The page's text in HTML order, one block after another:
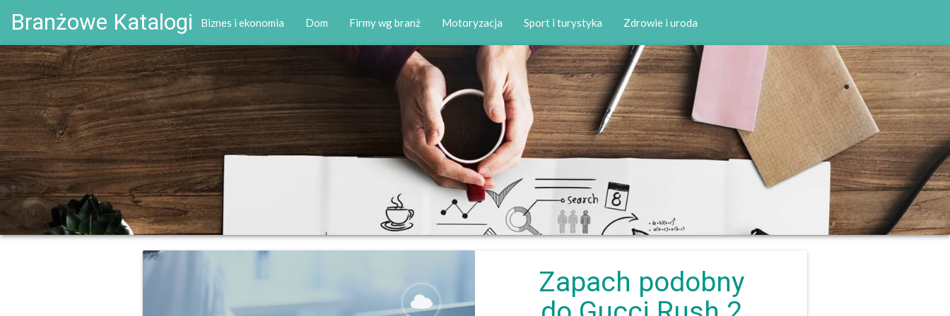
Branżowe Katalogi Biznes i ekonomia Dom Firmy wg branż Motoryzacja Sport i turystyka Zdrowie i uroda
Zapach podobny